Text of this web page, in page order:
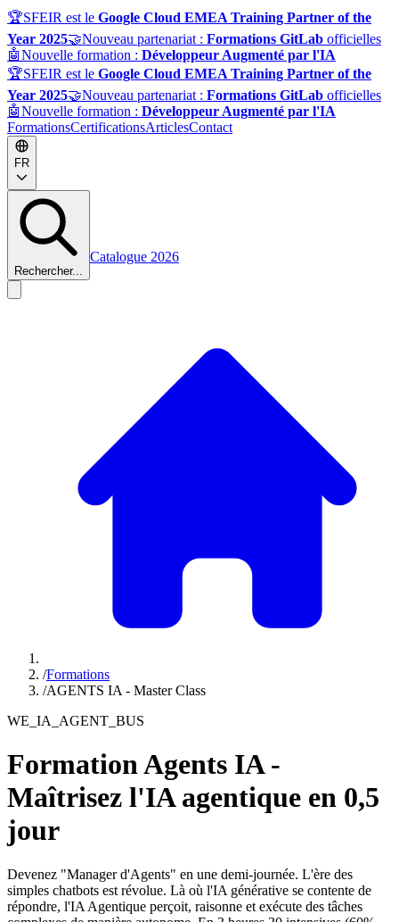
🏆SFEIR est le Google Cloud EMEA Training Partner of the
Year 2025🤝Nouveau partenariat : Formations GitLab officielles
🤖Nouvelle formation : Développeur Augmenté par l'IA
🏆SFEIR est le Google Cloud EMEA Training Partner of the
Year 2025🤝Nouveau partenariat : Formations GitLab officielles
🤖Nouvelle formation : Développeur Augmenté par l'IA
FormationsCertificationsArticlesContact
FR
Rechercher...
Catalogue 2026
/Formations
/AGENTS IA - Master Class
WE_IA_AGENT_BUS
Formation Agents IA -
Maîtrisez l'IA agentique en 0,5
jour
Devenez "Manager d'Agents" en une demi-journée. L'ère des
simples chatbots est révolue. Là où l'IA générative se contente de
répondre, l'IA Agentique perçoit, raisonne et exécute des tâches